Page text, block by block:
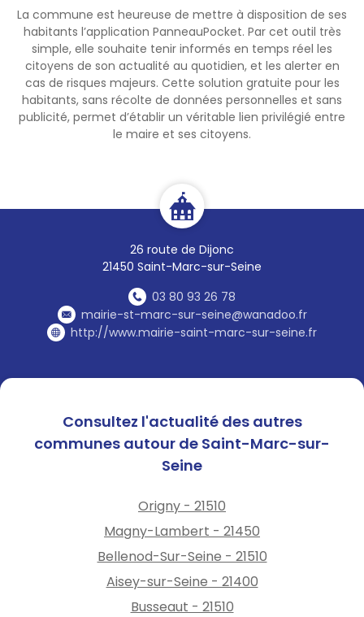
La commune est heureuse de mettre à disposition de ses
habitants l’application PanneauPocket. Par cet outil très
simple, elle souhaite tenir informés en temps réel les
citoyens de son actualité au quotidien, et les alerter en
cas de risques majeurs. Cette solution gratuite pour les
habitants, sans récolte de données personnelles et sans
publicité, permet d’établir un véritable lien privilégié entre
le maire et ses citoyens.
26 route de Dijonc
21450 Saint-Marc-sur-Seine
03 80 93 26 78
mairie-st-marc-sur-seine@wanadoo.fr
http://www.mairie-saint-marc-sur-seine.fr
Consultez l'actualité des autres
communes autour de Saint-Marc-sur-
Seine
Origny - 21510
Magny-Lambert - 21450
Bellenod-Sur-Seine - 21510
Aisey-sur-Seine - 21400
Busseaut - 21510